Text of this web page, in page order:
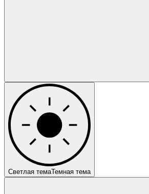
Светлая темаТемная тема